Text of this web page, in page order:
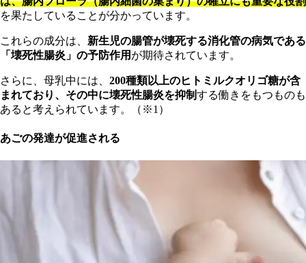
を果たしていることが分かっています。
これらの成分は、 新生児の腸管が壊死する消化管の病気である
「壊死性腸炎」の予防作用 が期待されています。
さらに、母乳中には、 200種類以上のヒトミルクオリゴ糖が含
まれており、その中に壊死性腸炎を抑制する働きをもつものも
あると考えられています。（※1）
あごの発達が促進される